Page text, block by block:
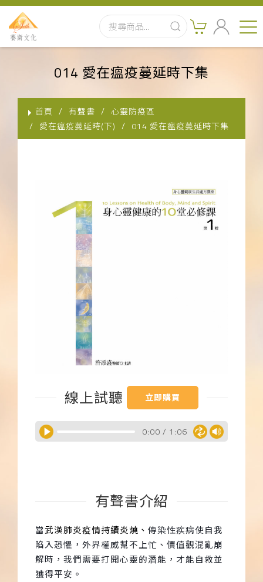
實體出版品
關於我們
014 愛在瘟疫蔓延時下集
首頁 有聲書
心靈防疫區
愛在瘟疫蔓延時(下)
014 愛在瘟疫蔓延時下集
線上試聽 立即購買
0:00 / 1:06
有聲書介紹
當武漢肺炎疫情持續炎燒、 傳染性疾病使自我
陷入恐懼，外界權威幫不上忙、價值觀混亂崩
解時，我們需要打開心靈的潛能，才能自救並
獲得平安。